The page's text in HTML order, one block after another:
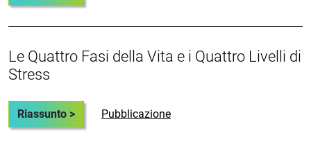
Le Quattro Fasi della Vita e i Quattro Livelli di
Stress
Riassunto > Pubblicazione